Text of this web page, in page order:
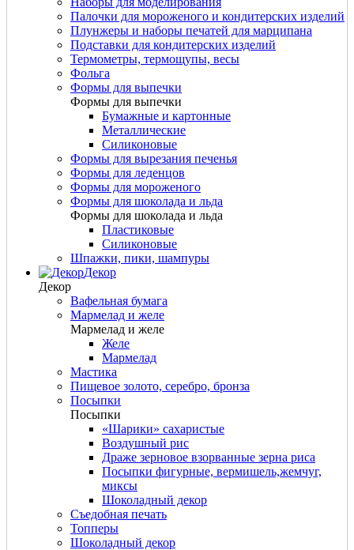
Палочки для мороженого и кондитерских изделий
Плунжеры и наборы печатей для марципана
Подставки для кондитерских изделий
Термометры, термощупы, весы
Фольга
Формы для выпечки
Формы для выпечки
Бумажные и картонные
Металлические
Силиконовые
Формы для вырезания печенья
Формы для леденцов
Формы для мороженого
Формы для шоколада и льда
Формы для шоколада и льда
Пластиковые
Силиконовые
Шпажки, пики, шампуры
Декор
Декор
Вафельная бумага
Мармелад и желе
Мармелад и желе
Желе
Мармелад
Мастика
Пищевое золото, серебро, бронза
Посыпки
Посыпки
«Шарики» сахаристые
Воздушный рис
Драже зерновое взорванные зерна риса
Посыпки фигурные, вермишель,жемчуг,
миксы
Шоколадный декор
Съедобная печать
Топперы
Шоколадный декор